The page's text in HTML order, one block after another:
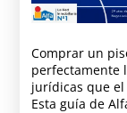
Comprar un
perfectamente
jurídicas que
Esta guía de